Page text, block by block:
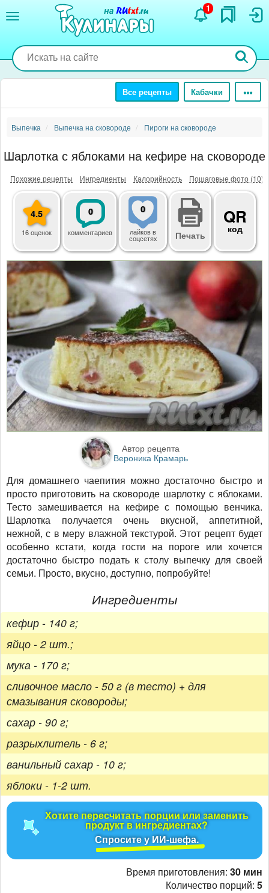
содержанию
1
Все рецепты Кабачки
Выпечка Выпечка на сковороде Пироги на сковороде
Шарлотка с яблоками на кефире на сковороде
Похожие рецепты Ингредиенты Калорийность Пошаговые фото (10)
4.5
16 оценок
0
комментариев
0
лайковв
соцсетях Печать
QR
код
Автор рецепта
Вероника Крамарь
Для домашнего чаепития можно достаточно быстро и
просто приготовить на сковороде шарлотку с яблоками.
Тесто замешивается на кефире с помощью венчика.
Шарлотка получается очень вкусной, аппетитной,
нежной, с в меру влажной текстурой. Этот рецепт будет
особенно кстати, когда гости на пороге или хочется
достаточно быстро подать к столу выпечку для своей
семьи. Просто, вкусно, доступно, попробуйте!
Ингредиенты
кефир - 140 г;
яйцо - 2 шт.;
мука - 170 г;
сливочное масло - 50 г (в тесто) + для
смазывания сковороды;
сахар - 90 г;
разрыхлитель - 6 г;
ванильный сахар - 10 г;
яблоки - 1-2 шт.
Хотите пересчитать порции или заменить
продукт в ингредиентах?
Спросите у ИИ-шефа.
Время приготовления: 30 мин
Количество порций: 5